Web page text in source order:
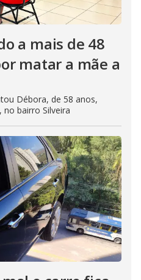
a mais de 48
matar a mãe a
Débora, de 58 anos,
bairro Silveira